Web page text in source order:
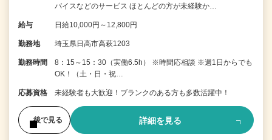
バイスなどのサービス ほとんどの方が未経験か…
給与 日給10,000円～12,800円
勤務地 埼玉県日高市高萩1203
勤務時間
8：15～15：30（実働6.5h） ※時間応相談 ※週1日からでも
OK！（土・日・祝…
応募資格 未経験者も大歓迎！ブランクのある方も多数活躍中！
後で見る 詳細を見る